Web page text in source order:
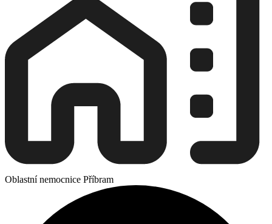
Oblastní nemocnice Příbram